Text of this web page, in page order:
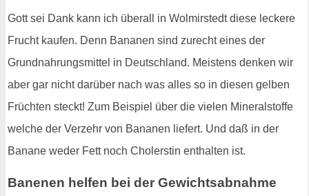
Gott sei Dank kann ich überall in Wolmirstedt diese leckere
Frucht kaufen. Denn Bananen sind zurecht eines der
Grundnahrungsmittel in Deutschland. Meistens denken wir
aber gar nicht darüber nach was alles so in diesen gelben
Früchten steckt! Zum Beispiel über die vielen Mineralstoffe
welche der Verzehr von Bananen liefert. Und daß in der
Banane weder Fett noch Cholerstin enthalten ist.
Banenen helfen bei der Gewichtsabnahme